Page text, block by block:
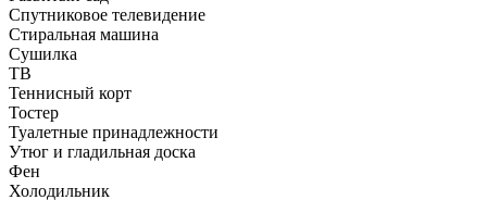
Спутниковое телевидение
Стиральная машина
Сушилка
ТВ
Теннисный корт
Тостер
Туалетные принадлежности
Утюг и гладильная доска
Фен
Холодильник